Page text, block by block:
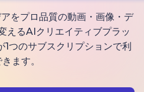
をプロ品質の動画・画像・デ
えるAIクリエイティブプラッ
1つのサブスクリプションで利
ます。